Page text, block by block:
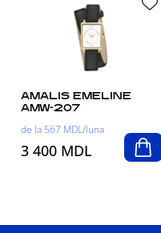
AMALIS EMELINE
AMW-207
de la 567 MDL/luna
3 400 MDL